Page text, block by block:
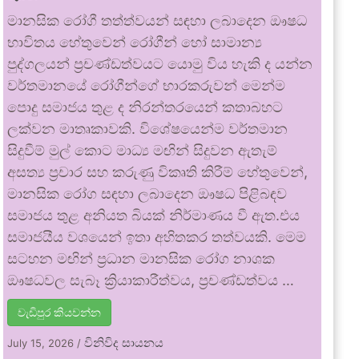
මානසික රෝගී තත්ත්වයන් සඳහා ලබාදෙන ඖෂධ
භාවිතය හේතුවෙන් රෝගීන් හෝ සාමාන්‍ය
පුද්ගලයන් ප්‍රචණ්ඩත්වයට යොමු විය හැකි ද යන්න
වර්තමානයේ රෝගීන්ගේ භාරකරුවන් මෙන්ම
පොදු සමාජය තුළ ද නිරන්තරයෙන් කතාබහට
ලක්වන මාතෘකාවකි. විශේෂයෙන්ම වර්තමාන
සිදුවීම් මුල් කොට මාධ්‍ය මඟින් සිදුවන ඇතැම්
අසත්‍ය ප්‍රචාර සහ කරුණු විකෘති කිරීම් හේතුවෙන්,
මානසික රෝග සඳහා ලබාදෙන ඖෂධ පිළිබඳව
සමාජය තුළ අනියත බියක් නිර්මාණය වී ඇත.එය
සමාජයීය වශයෙන් ඉතා අහිතකර තත්වයකි. මෙම
සටහන මඟින් ප්‍රධාන මානසික රෝග නාශක
ඖෂධවල සැබෑ ක්‍රියාකාරීත්වය, ප්‍රචණ්ඩත්වය …
වැඩිපුර කියවන්න
July 15, 2026 /විනිවිද සායනය